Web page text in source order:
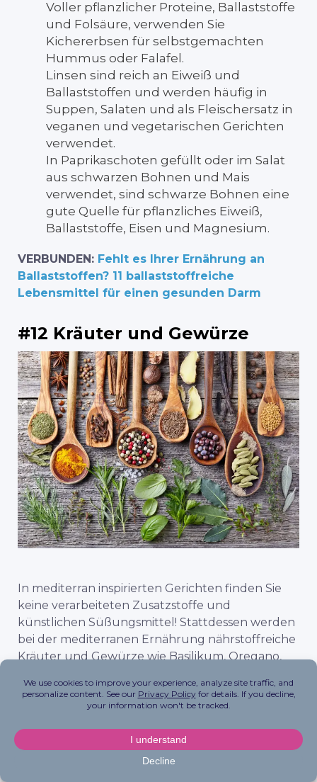
Voller pflanzlicher Proteine, Ballaststoffe
und Folsäure, verwenden Sie
Kichererbsen für selbstgemachten
Hummus oder Falafel.
Linsen sind reich an Eiweiß und
Ballaststoffen und werden häufig in
Suppen, Salaten und als Fleischersatz in
veganen und vegetarischen Gerichten
verwendet.
In Paprikaschoten gefüllt oder im Salat
aus schwarzen Bohnen und Mais
verwendet, sind schwarze Bohnen eine
gute Quelle für pflanzliches Eiweiß,
Ballaststoffe, Eisen und Magnesium.
VERBUNDEN: Fehlt es Ihrer Ernährung an
Ballaststoffen? 11 ballaststoffreiche
Lebensmittel für einen gesunden Darm
#12 Kräuter und Gewürze
In mediterran inspirierten Gerichten finden Sie
keine verarbeiteten Zusatzstoffe und
künstlichen Süßungsmittel! Stattdessen werden
bei der mediterranen Ernährung nährstoffreiche
Kräuter und Gewürze wie Basilikum, Oregano,
verwendet, um den Speisen Geschmack und
Antioxidantien zu verleihen.
#13 Nüsse und Saaten